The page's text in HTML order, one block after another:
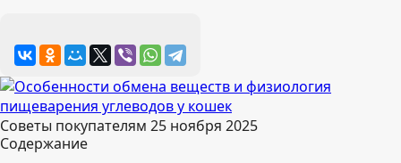
Советы покупателям 25 ноября 2025
Содержание